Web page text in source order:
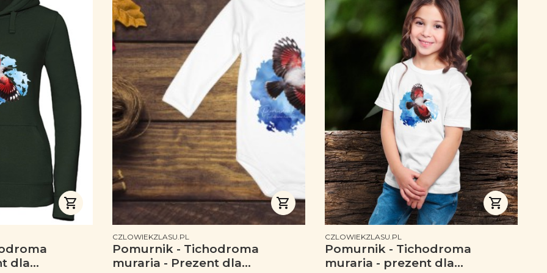
dla
PRODUCENT
CZLOWIEKZLASU.PL
Pomurnik - Tichodroma
muraria - Prezent dla
PRODUCENT
CZLOWIEKZLASU.PL
Pomurnik - Tichodroma
muraria - prezent dla